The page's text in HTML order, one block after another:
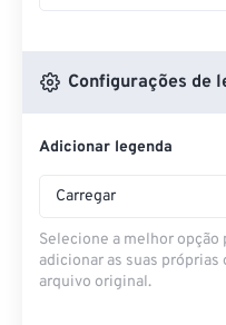
Configurações de
Adicionar legenda
Carregar
Selecione a melhor opção
adicionar as suas
arquivo original.